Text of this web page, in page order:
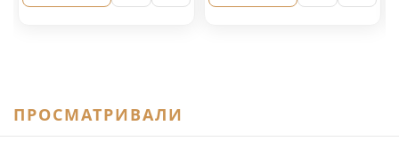
ПРОСМАТРИВАЛИ